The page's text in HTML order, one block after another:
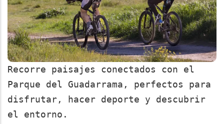
Recorre paisajes conectados con el
Parque del Guadarrama, perfectos para
disfrutar, hacer deporte y descubrir
el entorno.